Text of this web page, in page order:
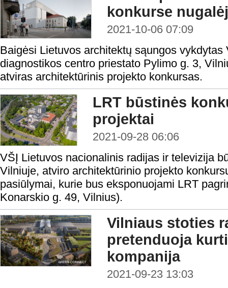
konkurse
2021-10-06 07:09
Baigėsi Lietuvos architektų sąungos
diagnostikos centro priestato Pylimo g. 3,
atviras architektūrinis projekto konkursas.
LRT būstinės
projektai
2021-09-28 06:06
VŠĮ Lietuvos nacionalinis radijas ir televizija
Vilniuje, atviro architektūrinio projekto
pasiūlymai, kurie bus eksponuojami LRT
Konarskio g. 49, Vilnius).
Vilniaus stoties
pretenduoja
kompanija
2021-09-23 13:03